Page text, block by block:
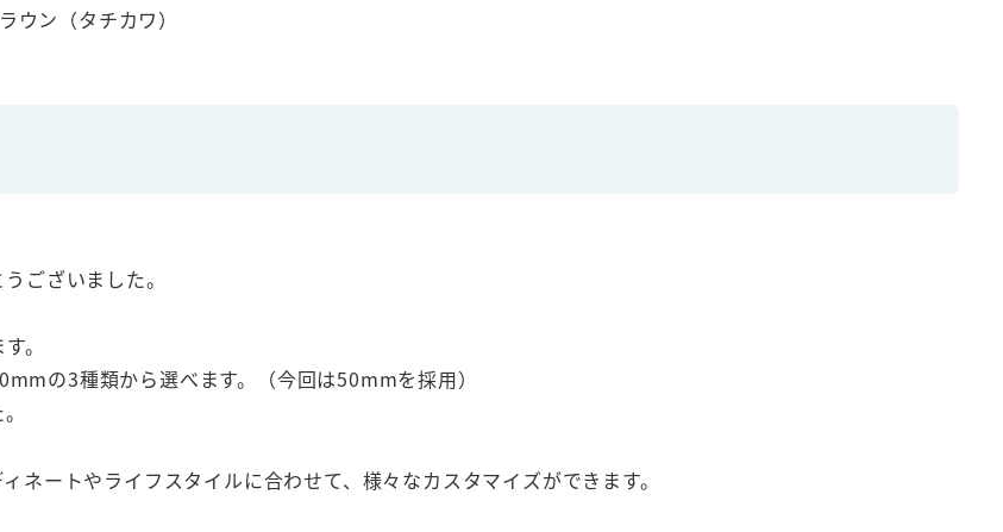
ン（タチカワ）
ございました。
。
の3種類から選べます。（今回は50mmを採用）
ートやライフスタイルに合わせて、様々なカスタマイズができます。